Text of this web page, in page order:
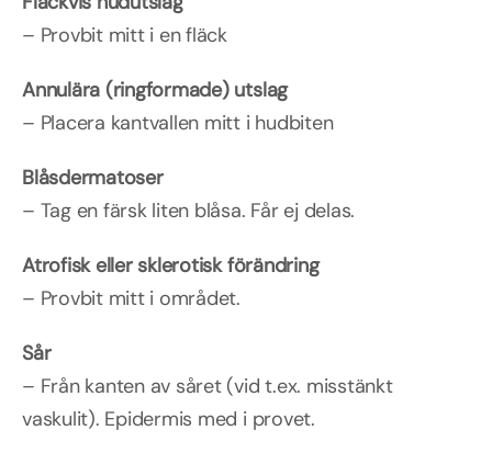
– Provbit mitt i en fläck
Annulära (ringformade) utslag
– Placera kantvallen mitt i hudbiten
Blåsdermatoser
– Tag en färsk liten blåsa. Får ej delas.
Atrofisk eller sklerotisk förändring
– Provbit mitt i området.
Sår
– Från kanten av såret (vid t.ex. misstänkt
vaskulit). Epidermis med i provet.